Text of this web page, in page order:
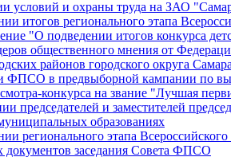
условий и охраны труда на ЗАО
итогов регионального этапа
"О подведении итогов конкурса
общественного мнения от
районов городского округа
ФПСО в предвыборной кампании по
конкурса на звание "Лучшая
председателей и заместителей
образованиях
регионального этапа
документов заседания Совета ФПСО